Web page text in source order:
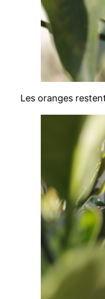
Les oranges